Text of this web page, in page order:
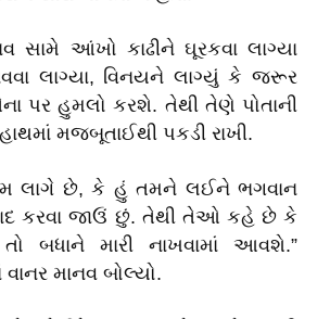
સામે આંખો કાઢીને ઘૂરકવા લાગ્યા
લાગ્યા, વિનયને લાગ્યું કે જરૂર
પર હુમલો કરશે. તેથી તેણે પોતાની
હાથમાં મજબૂતાઈથી પકડી રાખી.
લાગે છે, કે હું તમને લઈને ભગવાન
કરવા જાઉં છું. તેથી તેઓ કહે છે કે
બધાને મારી નાખવામાં આવશે.”
માનવ બોલ્યો.